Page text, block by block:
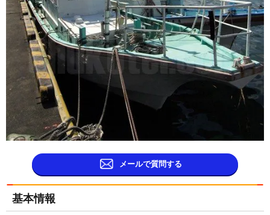
メールで質問する
基本情報